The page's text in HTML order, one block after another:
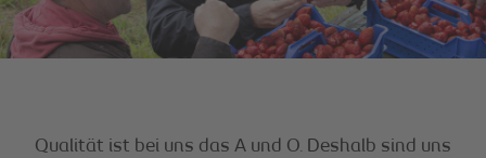
Qualität ist bei uns das A und O. Deshalb sind uns